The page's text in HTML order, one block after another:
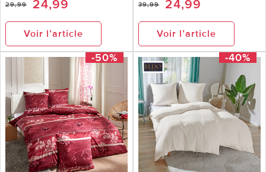
29,99 24,99
Voir l’article
39,99 24,99
Voir l’article
-50% -40%